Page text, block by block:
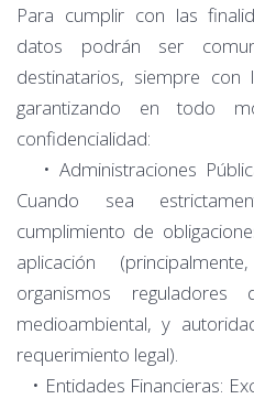
Para cumplir con las
datos podrán ser
destinatarios, siempre con
garantizando en todo
confidencialidad:
• Administraciones
Cuando sea
cumplimiento de
aplicación
organismos
medioambiental, y
requerimiento legal).
• Entidades Financieras: